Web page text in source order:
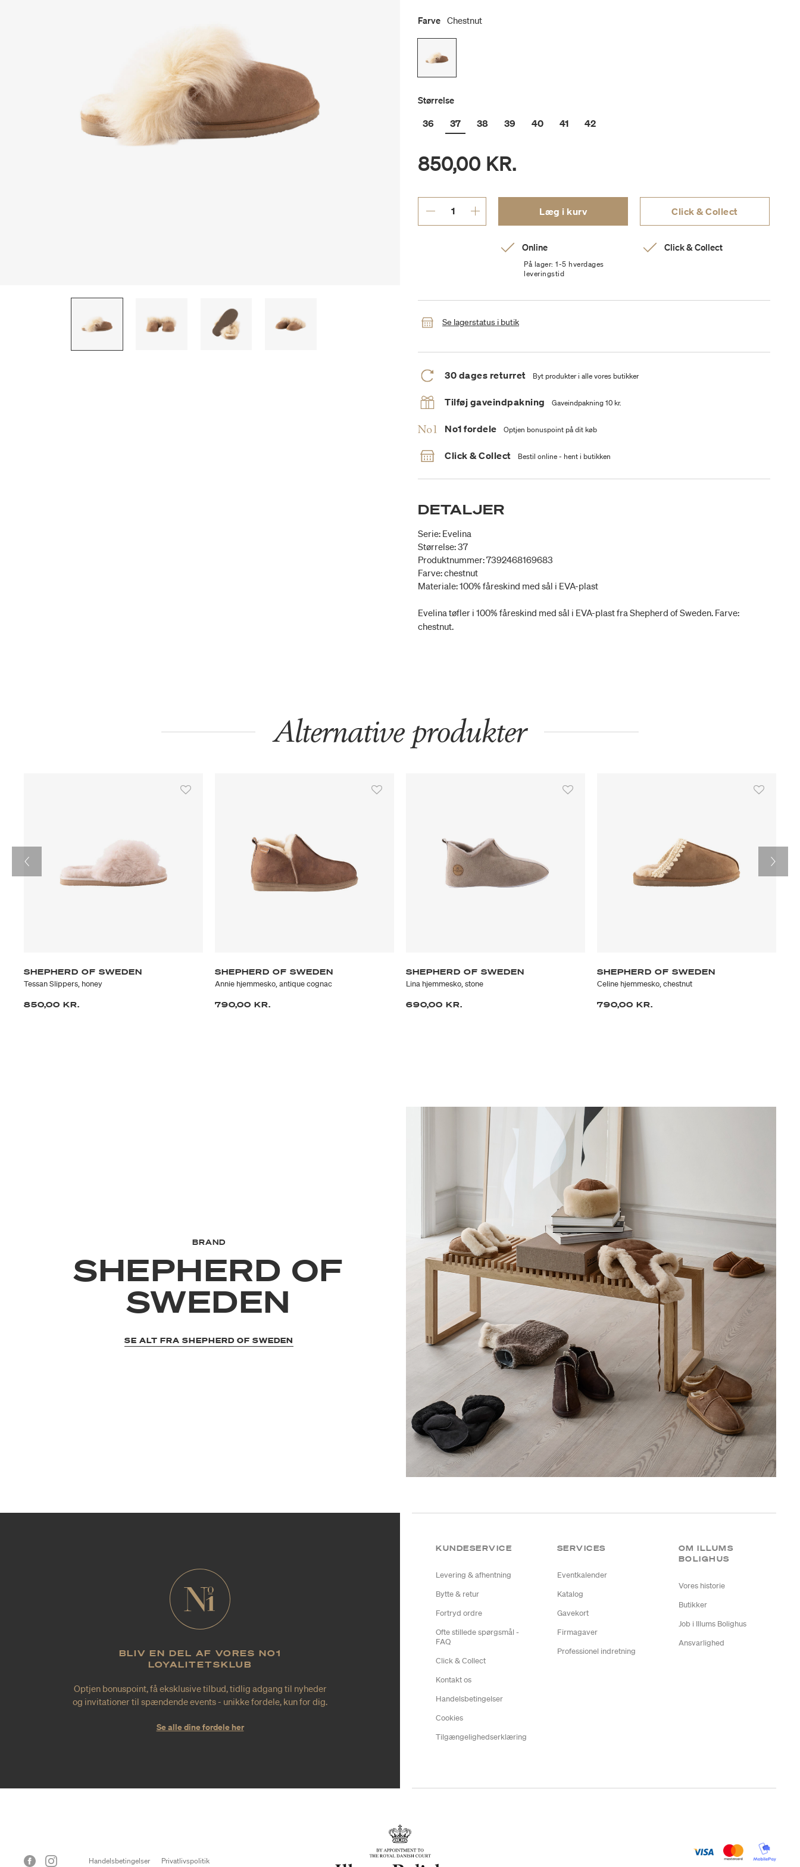
Farve Chestnut
Størrelse
36
37 38 39 40 41 42
850,00 KR.
Læg i kurv Click & Collect
Online
På lager: 1-5 hverdages
leveringstid
Click & Collect
Se lagerstatus i butik
30 dages returret Byt produkter i alle vores butikker
Tilføj gaveindpakning Gaveindpakning 10 kr.
No1 fordele Optjen bonuspoint på dit køb
Click & Collect Bestil online - hent i butikken
DETALJER
Serie: Evelina
Størrelse: 37
Produktnummer: 7392468169683
Farve: chestnut
Materiale: 100% fåreskind med sål i EVA-plast
Evelina tøfler i 100% fåreskind med sål i EVA-plast fra Shepherd of Sweden. Farve:
chestnut.
Alternative produkter
SHEPHERD OF SWEDEN
Tessan Slippers, honey
850,00 KR.
SHEPHERD OF SWEDEN
Annie hjemmesko, antique cognac
790,00 KR.
SHEPHERD OF SWEDEN
Lina hjemmesko, stone
690,00 KR.
SHEPHERD OF SWEDEN
Celine hjemmesko, chestnut
790,00 KR.
BRAND
SHEPHERD OF
SWEDEN
SE ALT FRA SHEPHERD OF SWEDEN
BLIV EN DEL AF VORES NO1
LOYALITETSKLUB
Optjen bonuspoint, få eksklusive tilbud, tidlig adgang til nyheder
og invitationer til spændende events - unikke fordele, kun for dig.
Se alle dine fordele her
KUNDESERVICE
Levering & afhentning
Bytte & retur
Fortryd ordre
Ofte stillede spørgsmål -
FAQ
Click & Collect
Kontakt os
Handelsbetingelser
Cookies
Tilgængelighedserklæring
SERVICES
Eventkalender
Katalog
Gavekort
Firmagaver
Professionel indretning
OM ILLUMS
BOLIGHUS
Vores historie
Butikker
Job i Illums Bolighus
Ansvarlighed
Handelsbetingelser Privatlivspolitik